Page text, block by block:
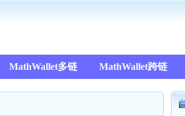
MathWallet多链 MathWallet跨链